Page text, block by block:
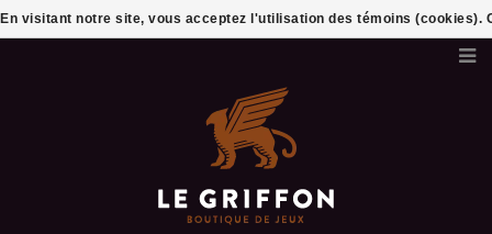
En visitant notre site, vous acceptez l'utilisation des témoins